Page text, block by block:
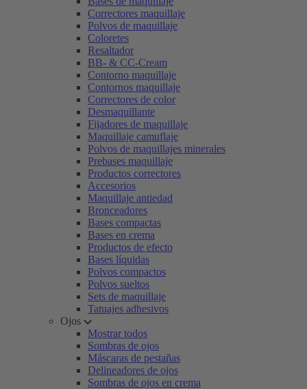
Correctores maquillaje
Polvos de maquillaje
Coloretes
Resaltador
BB- & CC-Cream
Contorno maquillaje
Contornos maquillaje
Correctores de color
Desmaquillante
Fijadores de maquillaje
Maquillaje camuflaje
Polvos de maquillajes minerales
Prebases maquillaje
Productos correctores
Accesorios
Maquillaje antiedad
Bronceadores
Bases compactas
Bases en crema
Productos de efecto
Bases líquidas
Polvos compactos
Polvos sueltos
Sets de maquillaje
Tatuajes adhesivos
Ojos
Mostrar todos
Sombras de ojos
Máscaras de pestañas
Delineadores de ojos
Sombras de ojos en crema